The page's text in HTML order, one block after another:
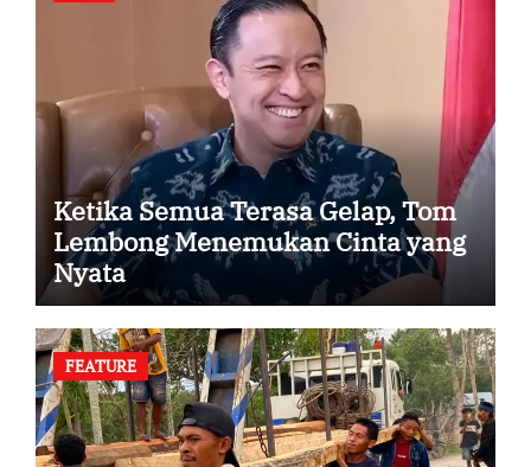
Ketika Semua Terasa Gelap, Tom
Lembong Menemukan Cinta yang
Nyata
FEATURE